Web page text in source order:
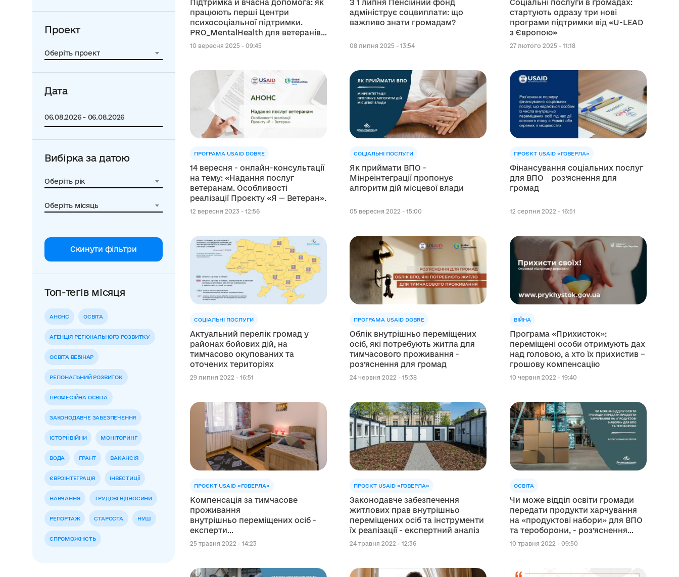
Проект
Оберіть проект
Дата
Вибірка за датою
Оберіть рік
Оберіть місяць
Скинути фільтри
Топ-тегів місяця
АНОНС ОСВІТА
АГЕНЦІЯ РЕГІОНАЛЬНОГО РОЗВИТКУ
ОСВІТА ВЕБІНАР
РЕГІОНАЛЬНИЙ РОЗВИТОК
ПРОФЕСІЙНА ОСВІТА
ЗАКОНОДАВЧЕ ЗАБЕЗПЕЧЕННЯ
ІСТОРІЇ ВІЙНИ МОНІТОРИНГ
ВОДА ГРАНТ ВАКАНСІЯ
ЄВРОІНТЕГРАЦІЯ ІНВЕСТИЦІЇ
НАВЧАННЯ ТРУДОВІ ВІДНОСИНИ
РЕПОРТАЖ СТАРОСТА НУШ
СПРОМОЖНІСТЬ
Підтримка й вчасна допомога: як
працюють перші Центри
психосоціальної підтримки.
PRO_MentalHealth для ветеранів і
їхніх родин
10 вересня 2025 - 09:45
З 1 липня Пенсійний фонд
адмініструє соцвиплати: що
важливо знати громадам?
08 липня 2025 - 13:54
Соціальні послуги в громадах:
стартують одразу три нові
програми підтримки від «U-LEAD
з Європою»
27 лютого 2025 - 11:18
ПРОГРАМА USAID DOBRE
14 вересня - онлайн-консультації
на тему: «Надання послуг
ветеранам. Особливості
реалізації Проєкту «Я — Ветеран».
12 вересня 2023 - 12:56
СОЦІАЛЬНІ ПОСЛУГИ
Як приймати ВПО -
Мінреінтеграції пропонує
алгоритм дій місцевої влади
05 вересня 2022 - 15:00
ПРОЄКТ USAID «ГОВЕРЛА»
Фінансування соціальних послуг
для ВПО ‒ роз’яснення для
громад
12 серпня 2022 - 16:51
СОЦІАЛЬНІ ПОСЛУГИ
Актуальний перелік громад у
районах бойових дій, на
тимчасово окупованих та
оточених територіях
29 липня 2022 - 16:51
ПРОГРАМА USAID DOBRE
Облік внутрішньо переміщених
осіб, які потребують житла для
тимчасового проживання -
роз’яснення для громад
24 червня 2022 - 15:38
ВІЙНА
Програма «Прихисток»:
переміщені особи отримують дах
над головою, а хто їх прихистив –
грошову компенсацію
10 червня 2022 - 19:40
ПРОЄКТ USAID «ГОВЕРЛА»
Компенсація за тимчасове
проживання
внутрішньо переміщених осіб -
експерти
Проєкту USAID «ГОВЕРЛА»
25 травня 2022 - 14:23
ПРОЄКТ USAID «ГОВЕРЛА»
Законодавче забезпечення
житлових прав внутрішньо
переміщених осіб та інструменти
їх реалізації - експертний аналіз
24 травня 2022 - 12:36
ОСВІТА
Чи може відділ освіти громади
передати продукти харчування
на «продуктові набори» для ВПО
та тероборони, - роз’яснення
експертів
10 травня 2022 - 09:50